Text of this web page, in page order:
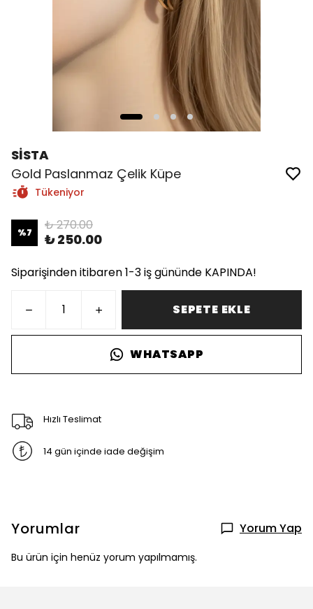
SİSTA
Gold Paslanmaz Çelik Küpe
Tükeniyor
%7 ₺ 270.00
₺ 250.00
Siparişinden itibaren 1-3 iş gününde KAPINDA!
SEPETE EKLE
WHATSAPP
Hızlı Teslimat
14 gün içinde iade değişim
Yorumlar Yorum Yap
Bu ürün için henüz yorum yapılmamış.